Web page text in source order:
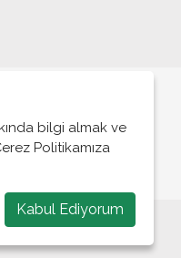
bilgi almak ve
Politikamıza
Kabul Ediyorum